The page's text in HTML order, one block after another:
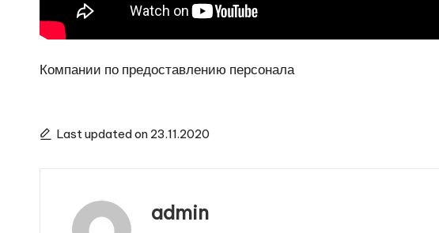
Компании по предоставлению персонала
Last updated on 23.11.2020
admin